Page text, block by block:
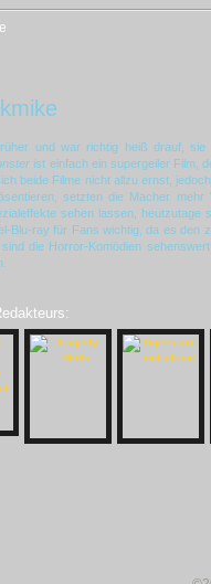
und war richtig heiß drauf,
ist einfach ein supergeiler Film,
beide Filme nicht allzu ernst,
setzten die Macher
sehen lassen,
Blu-ray für Fans wichtig, da es den
die Horror-Komödien